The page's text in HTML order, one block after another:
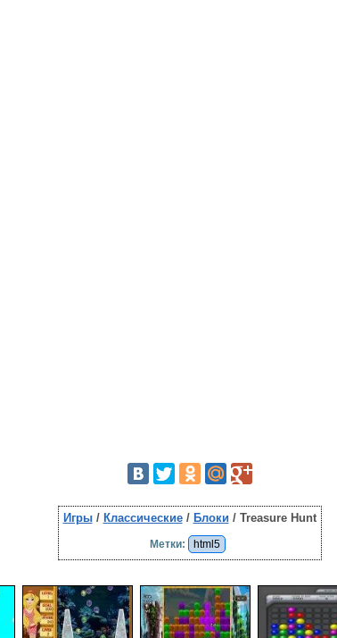
Игры/ Классические/ Блоки / Treasure Hunt
Метки: html5